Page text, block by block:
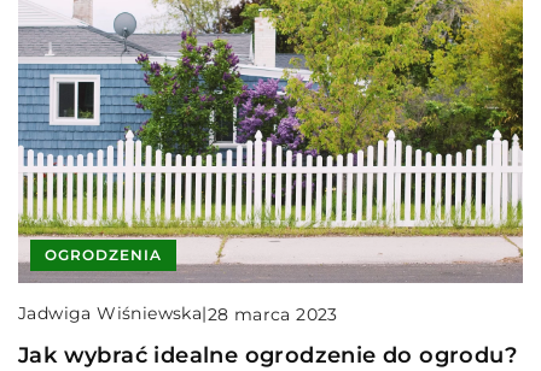
OGRODZENIA
Jadwiga Wiśniewska|28 marca 2023
Jak wybrać idealne ogrodzenie do ogrodu?